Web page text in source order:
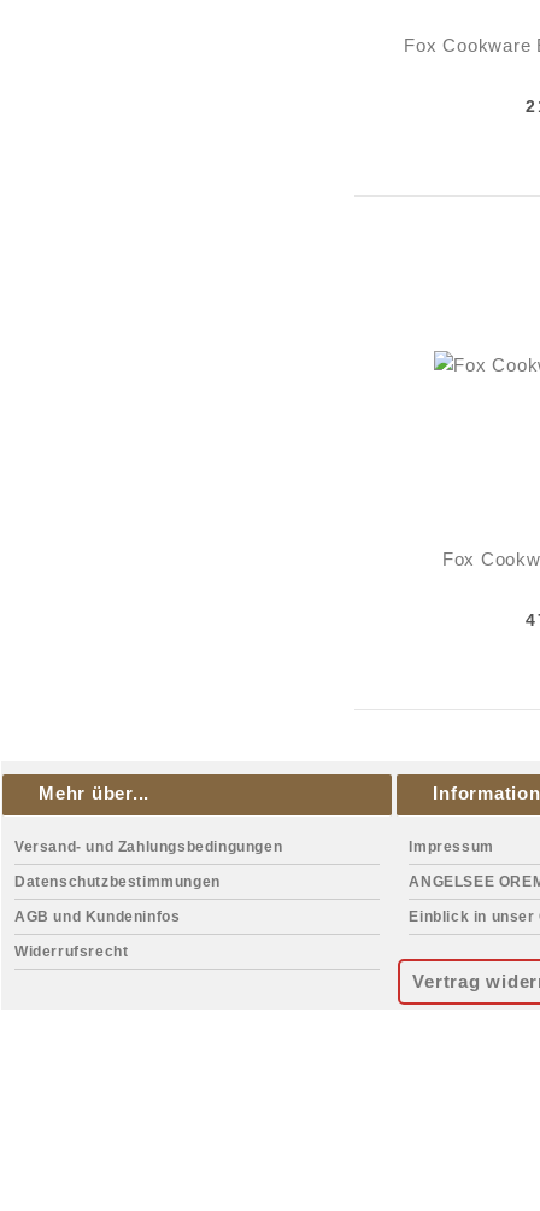
Fox Cookware
Fox
Mehr über...
Versand- und Zahlungsbedingungen
Datenschutzbestimmungen
AGB und Kundeninfos
Widerrufsrecht
Impressum
ANGELSEE
Einblick in unser
Vertrag